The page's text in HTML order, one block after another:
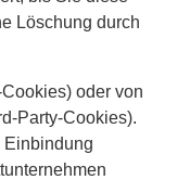
Löschung durch
oder von
Party-Cookies).
Einbindung